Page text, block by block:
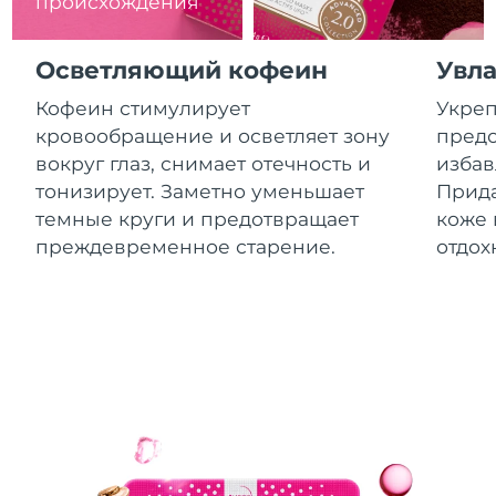
Осветляющий кофеин
Кофеин стимулирует
кровообращение и осветляет зону
вокруг глаз, снимает отечность и
тонизирует. Заметно уменьшает
темные круги и предотвращает
преждевременное старение.
коже
Израиль
8/14/26
Италия
Ожидаемая дата доставки
8/10/26
Япония
Ожидаемая дата доставки
8/13/26
Джерси
Ожидаемая дата доставки
8/10/26